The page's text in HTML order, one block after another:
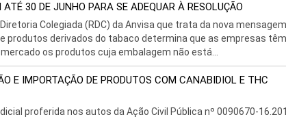
30 DE JUNHO PARA SE ADEQUAR À RESOLUÇÃO
Colegiada (RDC) da Anvisa que trata da nova
produtos derivados do tabaco determina que as empresas
os produtos cuja embalagem não está...
E IMPORTAÇÃO DE PRODUTOS COM CANABIDIOL E THC
proferida nos autos da Ação Civil Pública nº 0090670-